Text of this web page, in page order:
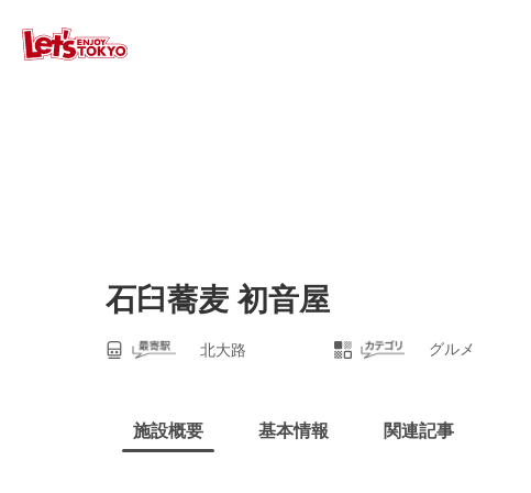
石臼蕎麦 初音屋
北大路 グルメ
施設概要 基本情報 関連記事